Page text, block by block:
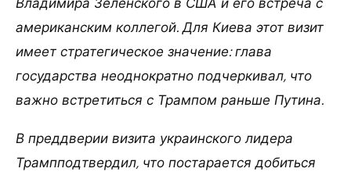
американским коллегой. Для Киева этот визит
имеет стратегическое значение: глава
государства неоднократно подчеркивал, что
важно встретиться с Трампом раньше Путина.
В преддверии визита украинского лидера
Трампподтвердил, что постарается добиться